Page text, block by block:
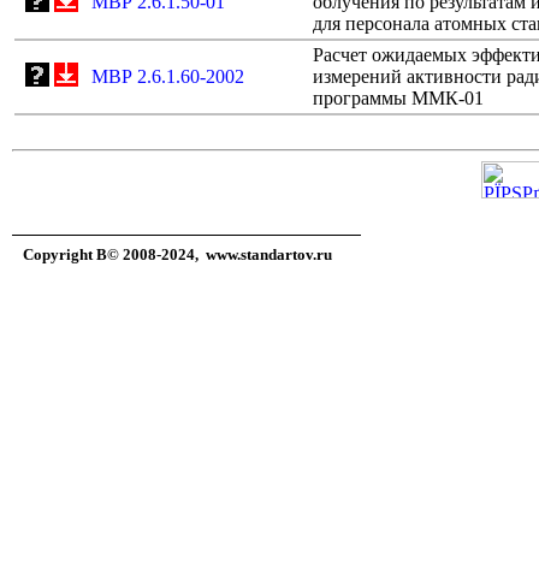
для персонала атомных
МВР 2.6.1.60-2002
Расчет ожидаемых
измерений активности
программы ММК-01
Copyright В© 2008-2024, www.standartov.ru